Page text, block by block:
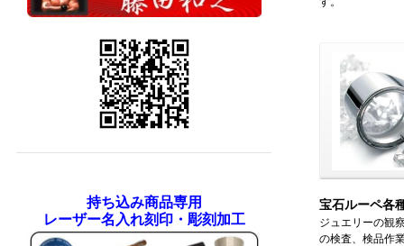
宝石ルーペ各
ジュエリーの観
の検査、検品作
持ち込み商品専用
レーザー名入れ刻印・彫刻加工